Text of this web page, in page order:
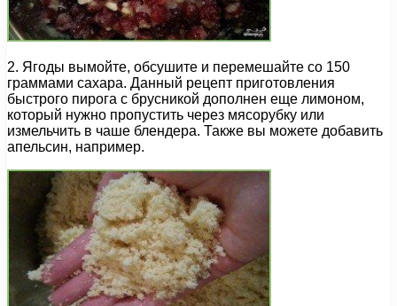
2. Ягоды вымойте, обсушите и перемешайте со 150
граммами сахара. Данный рецепт приготовления
быстрого пирога с брусникой дополнен еще лимоном,
который нужно пропустить через мясорубку или
измельчить в чаше блендера. Также вы можете добавить
апельсин, например.